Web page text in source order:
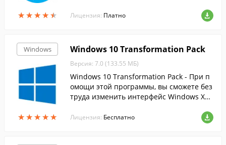
★★★★★
★★★★★ Лицензия: Платно
Windows
★★★★★
★★★★★
Windows 10 Transformation Pack
Версия: 7.0 (133.55 МБ)
Windows 10 Transformation Pack - При п
омощи этой программы, вы сможете без
труда изменить интерфейс Windows XP,
нтерфейс десятки.
Лицензия: Бесплатно